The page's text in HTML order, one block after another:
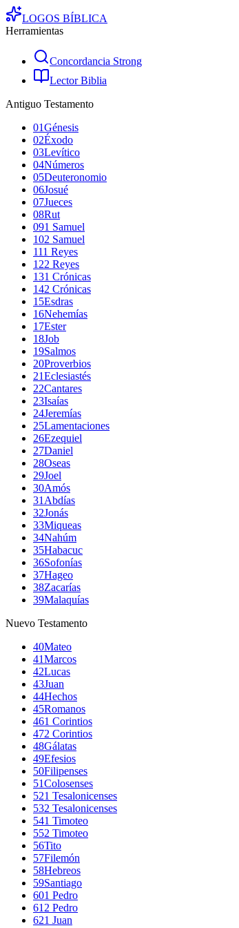
LOGOS BÍBLICA
Herramientas
Concordancia Strong
Lector Biblia
Antiguo Testamento
01Génesis
02Éxodo
03Levítico
04Números
05Deuteronomio
06Josué
07Jueces
08Rut
091 Samuel
102 Samuel
111 Reyes
122 Reyes
131 Crónicas
142 Crónicas
15Esdras
16Nehemías
17Ester
18Job
19Salmos
20Proverbios
21Eclesiastés
22Cantares
23Isaías
24Jeremías
25Lamentaciones
26Ezequiel
27Daniel
28Oseas
29Joel
30Amós
31 Abdías
32Jonás
33Miqueas
34Nahúm
35Habacuc
36Sofonías
37Hageo
38Zacarías
39Malaquías
Nuevo Testamento
40Mateo
41Marcos
42Lucas
43Juan
44Hechos
45Romanos
461 Corintios
472 Corintios
48Gálatas
49Efesios
50Filipenses
51Colosenses
521 Tesalonicenses
532 Tesalonicenses
541 Timoteo
552 Timoteo
56Tito
57Filemón
58Hebreos
59Santiago
601 Pedro
61 2 Pedro
621 Juan